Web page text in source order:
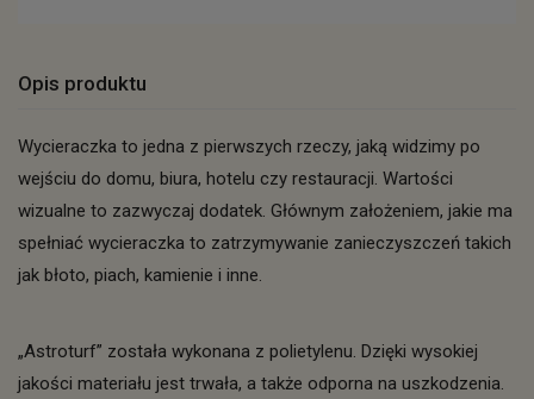
Opis produktu
Wycieraczka to jedna z pierwszych rzeczy, jaką widzimy po
wejściu do domu, biura, hotelu czy restauracji. Wartości
wizualne to zazwyczaj dodatek. Głównym założeniem, jakie ma
spełniać wycieraczka to zatrzymywanie zanieczyszczeń takich
jak błoto, piach, kamienie i inne.
„Astroturf” została wykonana z polietylenu. Dzięki wysokiej
jakości materiału jest trwała, a także odporna na uszkodzenia.